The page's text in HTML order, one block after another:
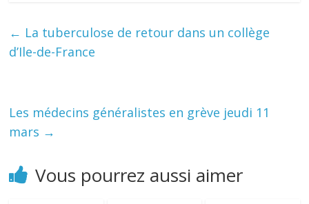
← La tuberculose de retour dans un collège
d’Ile-de-France
Les médecins généralistes en grève jeudi 11
mars →
Vous pourrez aussi aimer